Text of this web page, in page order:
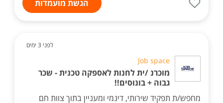
הגשת מועמדות
לפני 3 ימים
Job space
מוכרנ /ית לחנות לאספקה טכנית - שכר
גבוה + בונוסים!!
מחפש/ת תפקיד שירותי, דינמי ומעניין בתוך צוות חם